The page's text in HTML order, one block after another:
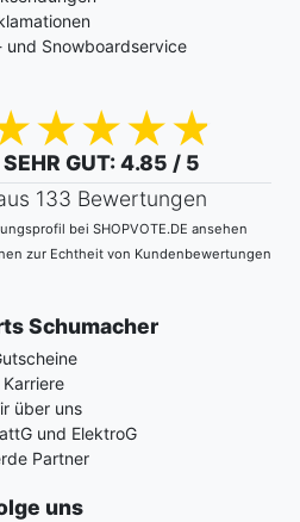
und Snowboardservice
SEHR GUT: 4.85 / 5
133 Bewertungen
bei SHOPVOTE.DE ansehen
zur Echtheit von Kundenbewertungen
Schumacher
Karriere
über uns
und ElektroG
Partner
uns